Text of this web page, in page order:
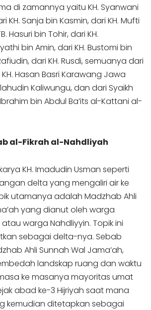
di zamannya yaitu KH. Syanwani
KH. Sanja bin Kasmin, dari KH. Mufti
Hasuri bin Tohir, dari KH.
bin Amin, dari KH. Bustomi bin
dari KH. Rusdi, semuanya dari
Hasan Basri Karawang Jawa
Kaliwungu, dan dari Syaikh
bin Abdul Ba’its al-Kattani al-
al-Fikrah al-Nahdliyah
KH. Imadudin Usman seperti
delta yang mengaliri air ke
utamanya adalah Madzhab Ahli
yang dianut oleh warga
warga Nahdliyyin. Topik ini
sebagai delta-nya. Sebab
Ahli Sunnah Wal Jama’ah,
landskap ruang dan waktu
ke masanya mayoritas umat
abad ke-3 Hijriyah saat mana
kemudian ditetapkan sebagai